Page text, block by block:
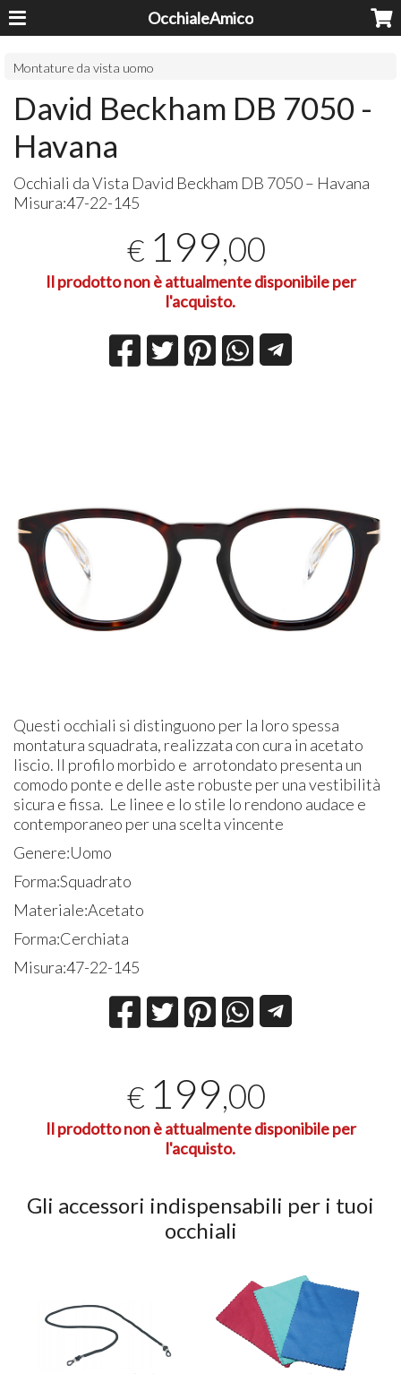
OcchialeAmico
Montature da vista uomo
David Beckham DB 7050 -
Havana
Occhiali da Vista David Beckham DB 7050 – Havana
Misura:47-22-145
€ 199,00
Il prodotto non è attualmente disponibile per
l'acquisto.
Questi occhiali si distinguono per la loro spessa
montatura squadrata, realizzata con cura in acetato
liscio. Il profilo morbido e arrotondato presenta un
comodo ponte e delle aste robuste per una vestibilità
sicura e fissa. Le linee e lo stile lo rendono audace e
contemporaneo per una scelta vincente
Genere:Uomo
Forma:Squadrato
Materiale:Acetato
Forma:Cerchiata
Misura:47-22-145
€ 199,00
Il prodotto non è attualmente disponibile per
l'acquisto.
Gli accessori indispensabili per i tuoi
occhiali